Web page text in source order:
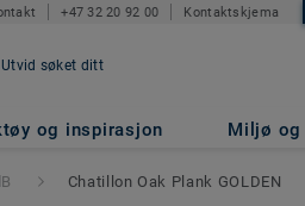
+47 32 20 92 00 Kontaktskjema
Utvid søket ditt
og inspirasjon Miljø og
Oak Plank
Chatillon Oak Plank GOLDEN